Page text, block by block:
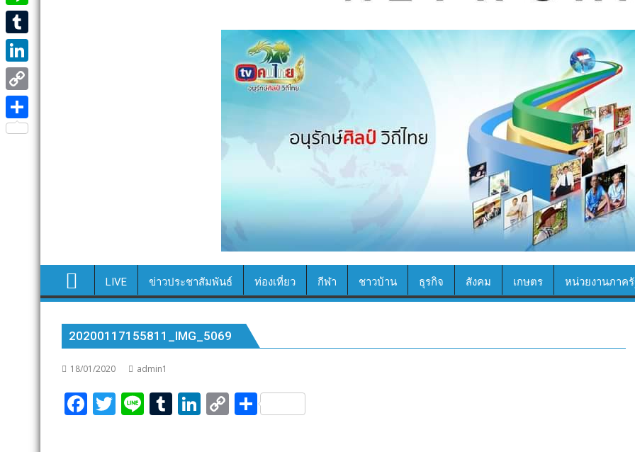
LIVE ข่าวประชาสัมพันธ์ ท่องเที่ยว กีฬา ชาวบ้าน ธุรกิจ สังคม เกษตร หน่วยงานภาค
20200117155811_IMG_5069
18/01/2020 admin1
F
ac
T
w
Li
n
T
u
Li
n
C
o
S
h
c
e
b
o
o
k
w
i
t
t
e
r
L
i
n
e
T
u
m
b
l
L
i
n
C
o
S